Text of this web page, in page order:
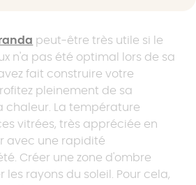
peut-être très utile si le
n'a pas été optimal lors de sa
fait construire votre
pleinement de sa
chaleur. La température
vitrées, très appréciée en
avec une rapidité
Créer une zone d'ombre
rayons du soleil. Pour cela,